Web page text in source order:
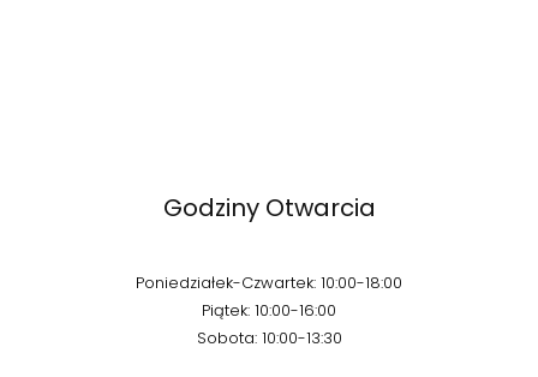
Godziny Otwarcia
Poniedziałek-Czwartek: 10:00-18:00
Piątek: 10:00-16:00
Sobota: 10:00-13:30